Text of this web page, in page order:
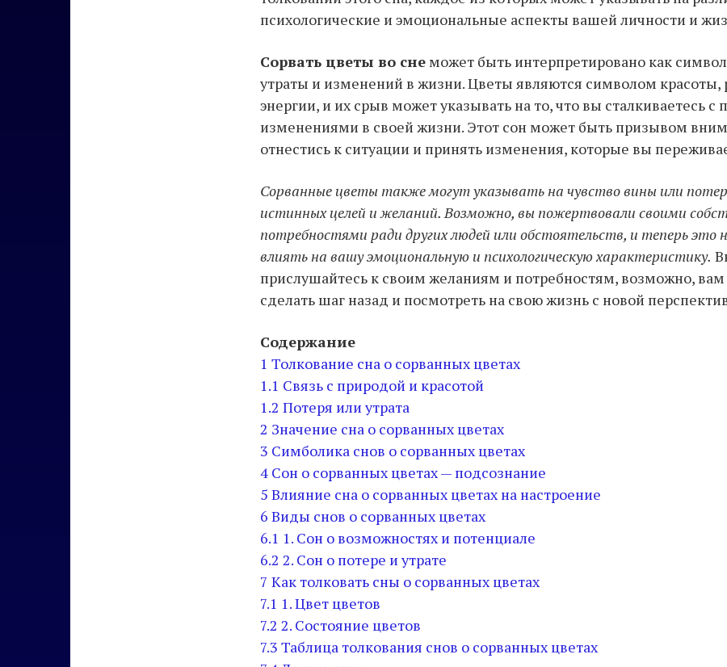
психологические и эмоциональные аспекты вашей личности и
Сорвать цветы во снеможет быть интерпретировано как
утраты и изменений в жизни. Цветы являются символом красоты,
энергии, и их срыв может указывать на то, что вы сталкиваетесь с
изменениями в своей жизни. Этот сон может быть призывом
отнестись к ситуации и принять изменения, которые вы
Сорванные цветы также могут указывать на чувство вины или
истинных целей и желаний. Возможно, вы пожертвовали своими
потребностями ради других людей или обстоятельств, и теперь это
влиять на вашу эмоциональную и психологическую характеристику.
прислушайтесь к своим желаниям и потребностям, возможно,
сделать шаг назад и посмотреть на свою жизнь с новой
Содержание
1 Толкование сна о сорванных цветах
1.1 Связь с природой и красотой
1.2 Потеря или утрата
2 Значение сна о сорванных цветах
3 Симболика снов о сорванных цветах
4 Сон о сорванных цветах — подсознание
5 Влияние сна о сорванных цветах на настроение
6 Виды снов о сорванных цветах
6.1 1. Сон о возможностях и потенциале
6.2 2. Сон о потере и утрате
7 Как толковать сны о сорванных цветах
7.1 1. Цвет цветов
7.2 2. Состояние цветов
7.3 Таблица толкования снов о сорванных цветах